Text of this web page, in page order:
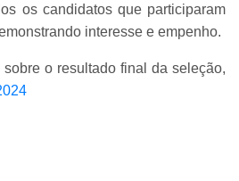
os candidatos que participaram
interesse e empenho.
o resultado final da seleção,